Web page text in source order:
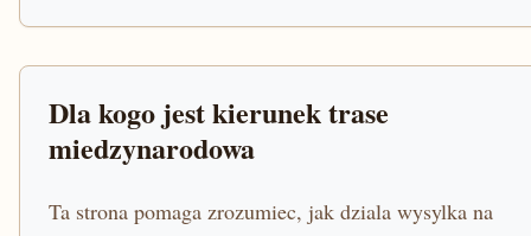
Dla kogo jest kierunek trase
miedzynarodowa
Ta strona pomaga zrozumiec, jak dziala wysylka na